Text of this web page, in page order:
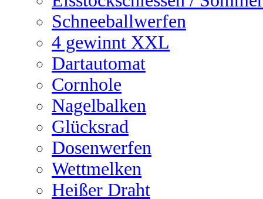
Schneeballwerfen
4 gewinnt XXL
Dartautomat
Cornhole
Nagelbalken
Glücksrad
Dosenwerfen
Wettmelken
Heißer Draht